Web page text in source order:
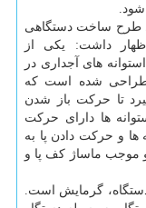
طرح ساخت دستگاهی
داشت: یکی از
های آجداری در
شده است که
تا حرکت باز شدن
ها دارای حرکت
ها و حرکت دادن پا به
موجب ماساژ کف پا و
دستگاه، گرمایش است.